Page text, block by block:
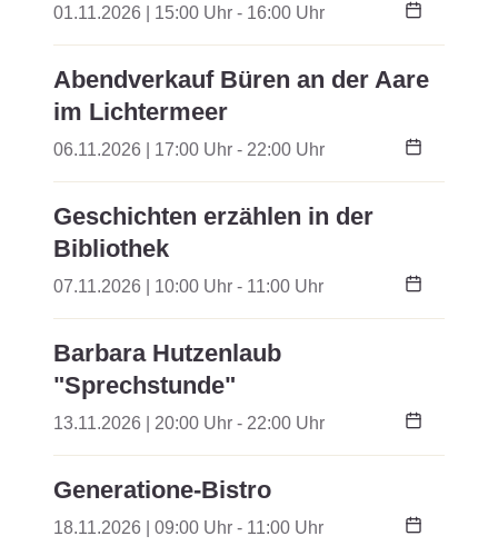
01.11.2026 | 15:00 Uhr - 16:00 Uhr
Abendverkauf Büren an der Aare
im Lichtermeer
06.11.2026 | 17:00 Uhr - 22:00 Uhr
Geschichten erzählen in der
Bibliothek
07.11.2026 | 10:00 Uhr - 11:00 Uhr
Barbara Hutzenlaub
"Sprechstunde"
13.11.2026 | 20:00 Uhr - 22:00 Uhr
Generatione-Bistro
18.11.2026 | 09:00 Uhr - 11:00 Uhr